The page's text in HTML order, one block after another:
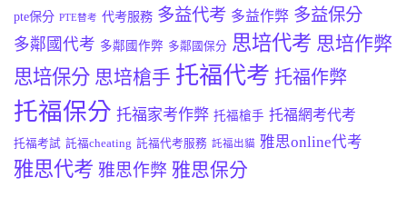
pte保分 PTE替考 代考服務 多益代考 多益作弊 多益保分
多鄰國代考 多鄰國作弊 多鄰國保分 思培代考 思培作弊
思培保分 思培槍手 托福代考 托福作弊
托福保分 托福家考作弊 托福槍手 托福網考代考
托福考試 託福cheating 託福代考服務 託福出貓 雅思online代考
雅思代考 雅思作弊 雅思保分